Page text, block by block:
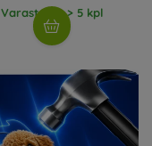
Varastossa > 5 kpl